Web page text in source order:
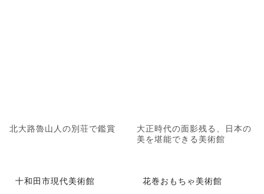
北大路魯山人の別荘で鑑賞
大正時代の面影残る、日本の
美を堪能できる美術館
十和田市現代美術館 花巻おもちゃ美術館